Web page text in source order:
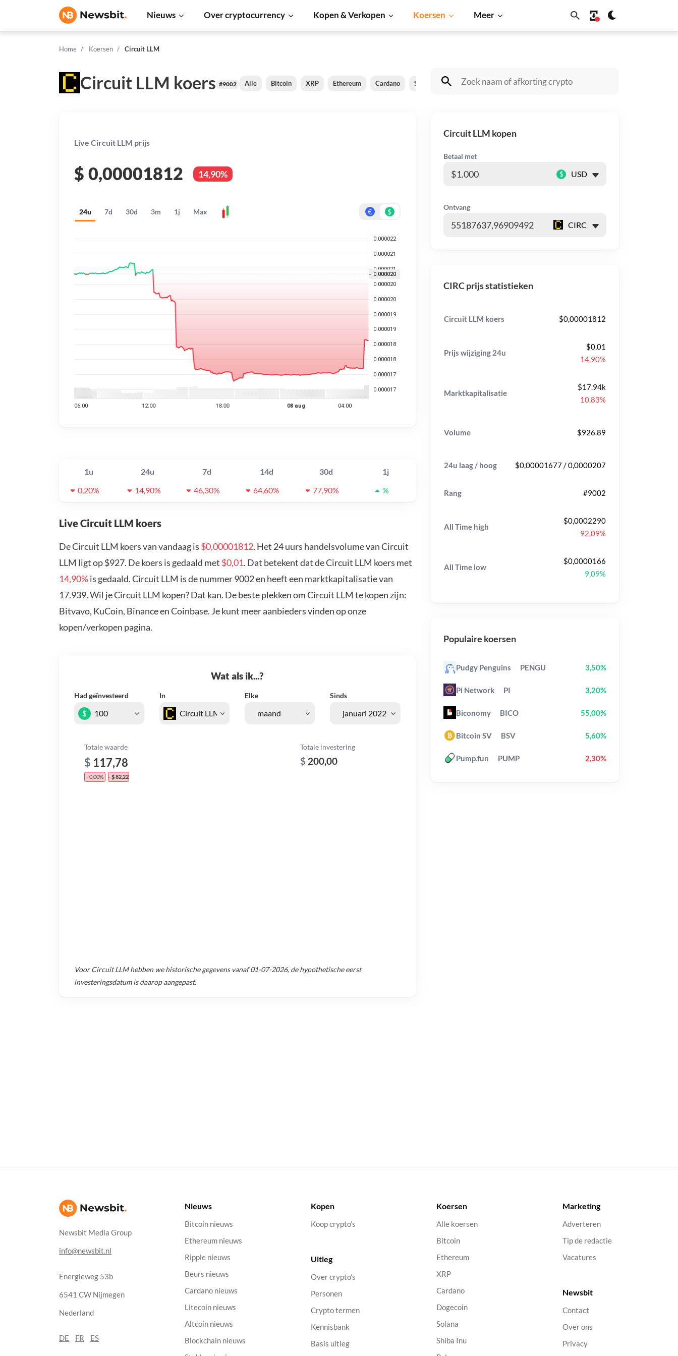
Nieuws Over cryptocurrency Kopen & Verkopen Koersen Meer
Home Koersen Circuit LLM
Circuit LLM koers #9002 Alle Bitcoin XRP Ethereum Cardano Shiba Inu Dogecoin Solana BNB
Live Circuit LLM prijs
$ 0,00001812 14,90%
24u 7d 30d 3m 1j Max € $
1u 24u 7d 14d 30d
1j
0,20%
14,90% 46,30% 64,60% 77,90% %
Live Circuit LLM koers
De Circuit LLM koers van vandaag is $0,00001812. Het 24 uurs handelsvolume van Circuit
LLM ligt op $927. De koers is gedaald met $0,01. Dat betekent dat de Circuit LLM koers met
14,90%is gedaald. Circuit LLM is de nummer 9002 en heeft een marktkapitalisatie van
17.939. Wil je Circuit LLM kopen? Dat kan. De beste plekken om Circuit LLM te kopen zijn:
Bitvavo, KuCoin, Binance en Coinbase. Je kunt meer aanbieders vinden op onze
kopen/verkopen pagina.
Wat als ik...?
Had geïnvesteerd In Elke Sinds
$
Totale waarde
$ 117,78
- 0,00% - $ 82,22
Totale investering
$ 200,00
VoorCircuit LLMhebben we historische gegevens vanaf01-07-2026, de hypothetische eerst
investeringsdatum is daarop aangepast.
Circuit LLM kopen
Betaal met
$
Ontvang
CIRC prijs statistieken
Circuit LLM koers $0,00001812
Prijs wijziging 24u
$0,01
14,90%
Marktkapitalisatie
$17.94k
10,83%
Volume $926.89
24u laag / hoog $0,00001677 / 0,0000207
Rang #9002
All Time high
$0,0002290
92,09%
All Time low
$0,0000166
9,09%
Populaire koersen
Pudgy Penguins PENGU 3,50%
Pi Network PI 3,20%
Biconomy BICO 55,00%
Bitcoin SV BSV 5,60%
Pump.fun PUMP 2,30%
Newsbit Media Group
info@newsbit.nl
Energieweg 53b
6541 CW Nijmegen
Nederland
DE FR ES
Nieuws
Bitcoin nieuws
Ethereum nieuws
Ripple nieuws
Beurs nieuws
Cardano nieuws
Litecoin nieuws
Altcoin nieuws
Blockchain nieuws
Kopen
Koop crypto’s
Uitleg
Over crypto’s
Personen
Crypto termen
Kennisbank
Basis uitleg
Koersen
Alle koersen
Bitcoin
Ethereum
XRP
Cardano
Dogecoin
Solana
Shiba Inu
Marketing
Adverteren
Tip de redactie
Vacatures
Newsbit
Contact
Over ons
Privacy